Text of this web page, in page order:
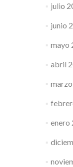
julio
junio
mayo
abril
enero